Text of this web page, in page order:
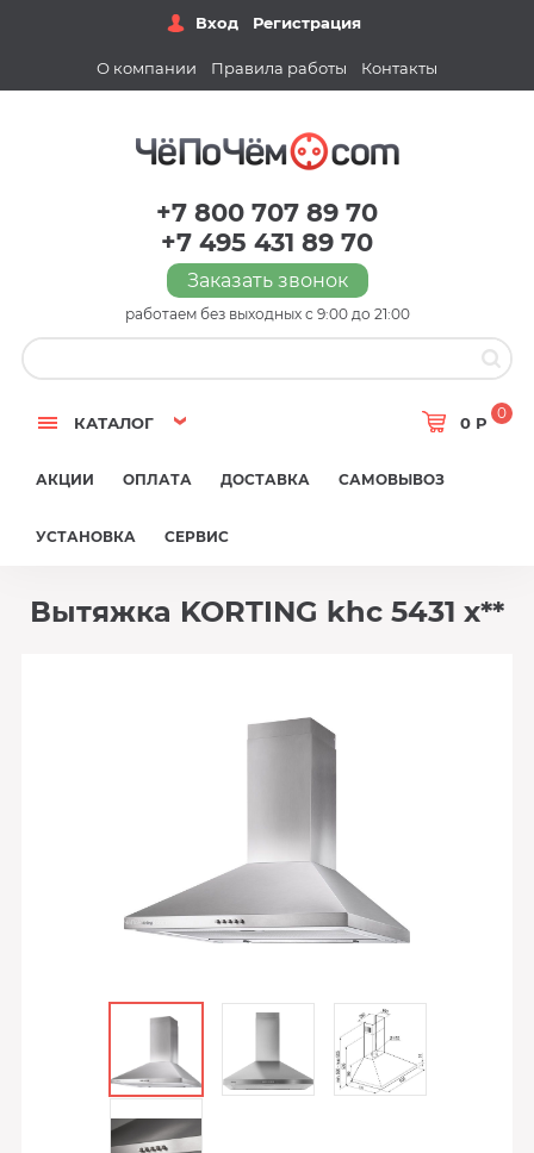
Вход Регистрация
О компании Правила работы Контакты
+7 800 707 89 70
+7 495 431 89 70
Заказать звонок
работаем без выходных с 9:00 до 21:00
КАТАЛОГ 0 Р
0
АКЦИИ ОПЛАТА ДОСТАВКА САМОВЫВОЗ
УСТАНОВКА СЕРВИС
Вытяжка KORTING khc 5431 x**